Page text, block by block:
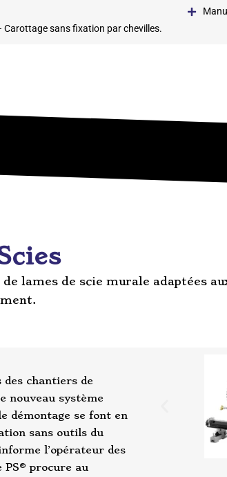
Carottage sans fixation par chevilles.
lames de scie murale adaptées
des chantiers de
nouveau système
démontage se font en
sans outils du
l’opérateur des
PS® procure au